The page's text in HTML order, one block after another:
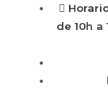
de 10h a